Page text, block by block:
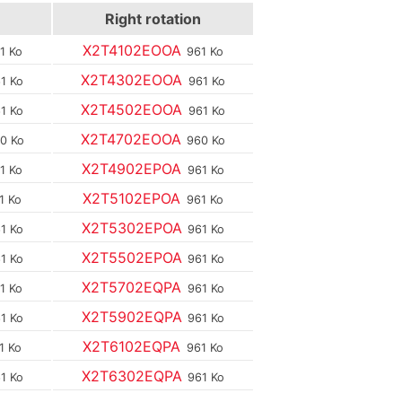
Right rotation
Ko X2T4102EOOA 961 Ko
Ko X2T4302EOOA 961 Ko
Ko X2T4502EOOA 961 Ko
Ko X2T4702EOOA 960 Ko
Ko X2T4902EPOA 961 Ko
Ko X2T5102EPOA 961 Ko
Ko X2T5302EPOA 961 Ko
Ko X2T5502EPOA 961 Ko
Ko X2T5702EQPA 961 Ko
Ko X2T5902EQPA 961 Ko
Ko X2T6102EQPA 961 Ko
Ko X2T6302EQPA 961 Ko